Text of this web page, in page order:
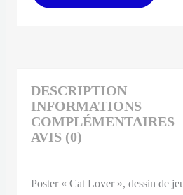
DESCRIPTION
INFORMATIONS
COMPLÉMENTAIRES
AVIS (0)
Poster « Cat Lover », dessin de